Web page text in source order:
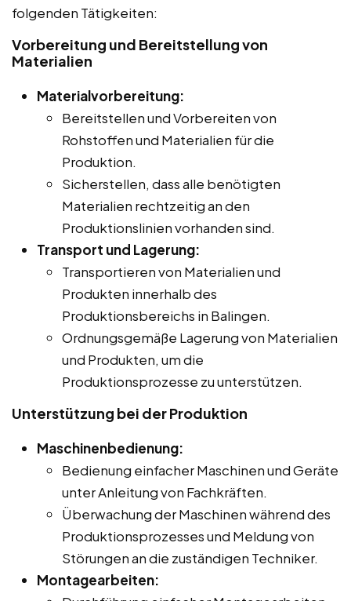
folgenden Tätigkeiten:
Vorbereitung und Bereitstellung von
Materialien
Materialvorbereitung:
Bereitstellen und Vorbereiten von
Rohstoffen und Materialien für die
Produktion.
Sicherstellen, dass alle benötigten
Materialien rechtzeitig an den
Produktionslinien vorhanden sind.
Transport und Lagerung:
Transportieren von Materialien und
Produkten innerhalb des
Produktionsbereichs in Balingen.
Ordnungsgemäße Lagerung von Materialien
und Produkten, um die
Produktionsprozesse zu unterstützen.
Unterstützung bei der Produktion
Maschinenbedienung:
Bedienung einfacher Maschinen und Geräte
unter Anleitung von Fachkräften.
Überwachung der Maschinen während des
Produktionsprozesses und Meldung von
Störungen an die zuständigen Techniker.
Montagearbeiten: